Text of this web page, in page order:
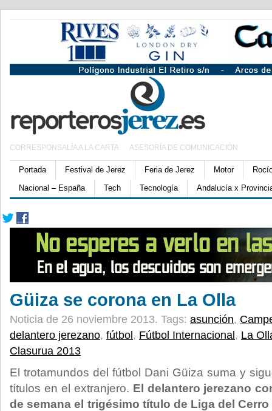
CORRESPONSALÍA A LA CARTA ASESORÍA DE COMUNICACIÓN
Portada Festival de Jerez Feria de Jerez Motor
Nacional – España
Tech Tecnología Andalucía x
Güiza se corona en La Olla
Noticia de 26 noviembre 2013. Tags: asunción,
delantero jerezano, fútbol , Fútbol Internacional , La
Clasurua 2013
El trotamundos del fútbol Dani Güiza suma y
títulos en el extranjero. El delantero jerezano
de semana el trigésimo título de Liga del